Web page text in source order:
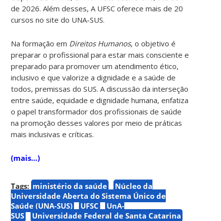
de 2026. Além desses, A UFSC oferece mais de 20
cursos no site do UNA-SUS.
Na formação em Direitos Humanos, o objetivo é
preparar o profissional para estar mais consciente e
preparado para promover um atendimento ético,
inclusivo e que valorize a dignidade e a saúde de
todos, premissas do SUS. A discussão da interseção
entre saúde, equidade e dignidade humana, enfatiza
o papel transformador dos profissionais de saúde
na promoção desses valores por meio de práticas
mais inclusivas e críticas.
(mais…)
Tags: ministério da saúde
Núcleo da
Universidade Aberta do Sistema Único de
Saúde (UNA-SUS)
UFSC
UnA-
SUS
Universidade Federal de Santa Catarina